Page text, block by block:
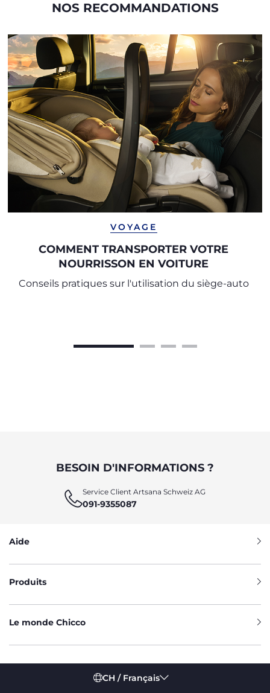
NOS RECOMMANDATIONS
VOYAGE
COMMENT TRANSPORTER VOTRE
NOURRISSON EN VOITURE
Conseils pratiques sur l'utilisation du siège-auto
BESOIN D'INFORMATIONS ?
Service Client Artsana Schweiz AG
091-9355087
Aide
Produits
Le monde Chicco
CH / Français